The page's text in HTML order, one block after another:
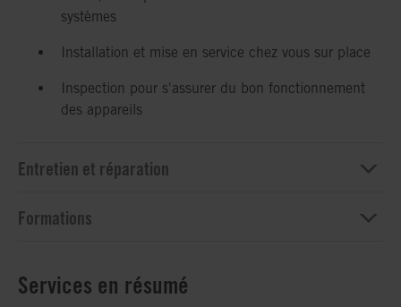
systèmes
Installation et mise en service chez vous sur place
Inspection pour s'assurer du bon fonctionnement
des appareils
Entretien et réparation
Formations
Services en résumé